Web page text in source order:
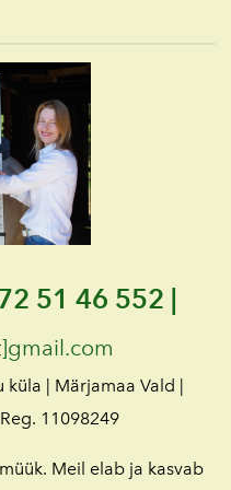
51 46 552 |
küla | Märjamaa Vald |
11098249
Meil elab ja kasvab